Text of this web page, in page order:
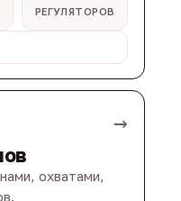
РЕГУЛЯТОРОВ
→
охватами,